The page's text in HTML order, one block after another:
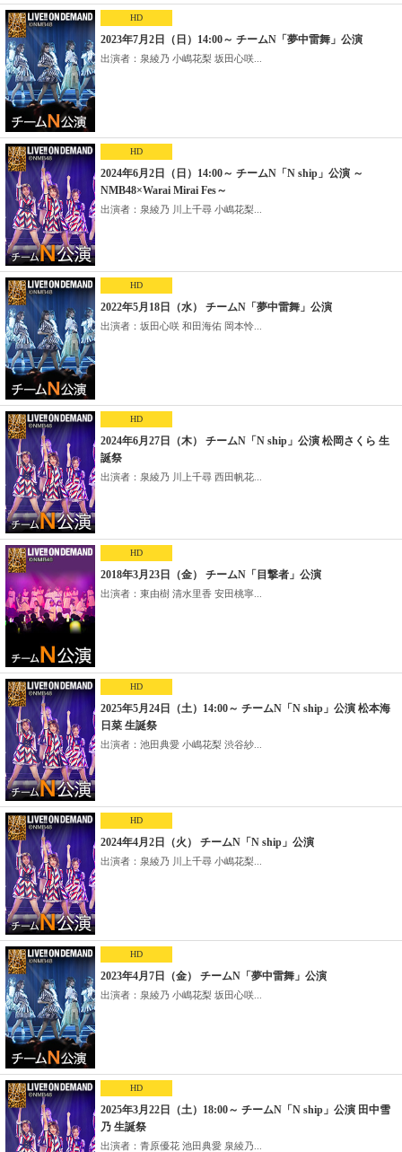
HD
2023年7月2日（日）14:00～ チームN「夢中雷舞」公演
出演者：泉綾乃 小嶋花梨 坂田心咲...
HD
2024年6月2日（日）14:00～ チームN「N ship」公演 ～
NMB48×Warai Mirai Fes～
出演者：泉綾乃 川上千尋 小嶋花梨...
HD
2022年5月18日（水） チームN「夢中雷舞」公演
出演者：坂田心咲 和田海佑 岡本怜...
HD
2024年6月27日（木） チームN「N ship」公演 松岡さくら 生
誕祭
出演者：泉綾乃 川上千尋 西田帆花...
HD
2018年3月23日（金） チームN「目撃者」公演
出演者：東由樹 清水里香 安田桃寧...
HD
2025年5月24日（土）14:00～ チームN「N ship」公演 松本海
日菜 生誕祭
出演者：池田典愛 小嶋花梨 渋谷紗...
HD
2024年4月2日（火） チームN「N ship」公演
出演者：泉綾乃 川上千尋 小嶋花梨...
HD
2023年4月7日（金） チームN「夢中雷舞」公演
出演者：泉綾乃 小嶋花梨 坂田心咲...
HD
2025年3月22日（土）18:00～ チームN「N ship」公演 田中雪
乃 生誕祭
出演者：青原優花 池田典愛 泉綾乃...